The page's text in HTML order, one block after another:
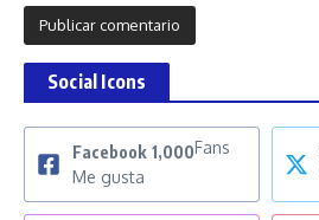
Social Icons
Facebook 1,000Fans
Me gusta